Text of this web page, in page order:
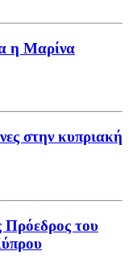
η Μαρίνα
στην κυπριακή
Πρόεδρος του